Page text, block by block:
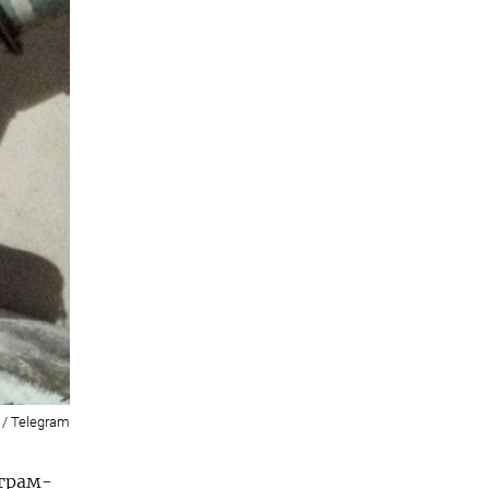
/ Telegram